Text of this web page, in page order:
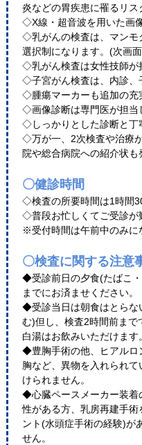
炎などの胃疾患に罹るリス
◇X線・超音波を用いた画
◇乳がんの検査は、マンモ
選択制になります。(次画
◇乳がん検査は女性技師が
◇子宮がん検査は、内診、
◇腫瘍マーカーも追加の充
◇画像診断は専門医が担当
◇しっかりとした診断と丁
◇万が一、2次検査や治療
院や総合病院への紹介状も
〇健診時間
◇検査の所要時間は1時間
◇普段お忙しくてご受診が
※受付時間は午前中のみに
〇検査に関する注意
◆受診前日の夕食(たばこ
までにお済ませください。
◆受診当日は朝食はとらな
む)但し、検査2時間前まで
白湯はお飲みいただけます。
◆豊胸手術の他、ヒアルロ
胸など、異物を入れられ
けられません。
◆心臓ペースメーカー装着
性がある方、乳房再建手
ント(水頭症手術の経験)が
せん。